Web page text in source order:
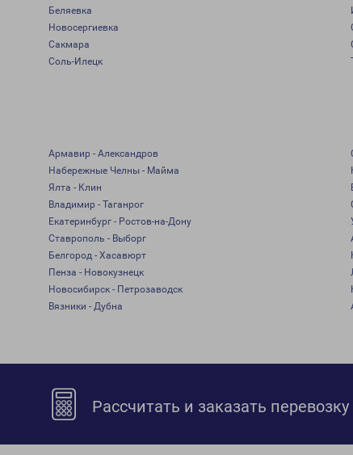
Беляевка
Новосергиевка
Сакмара
Соль-Илецк
Армавир - Александров
Набережные Челны - Майма
Ялта - Клин
Владимир - Таганрог
Екатеринбург - Ростов-на-Дону
Ставрополь - Выборг
Белгород - Хасавюрт
Пенза - Новокузнецк
Новосибирск - Петрозаводск
Вязники - Дубна
Рассчитать и заказать перевозку